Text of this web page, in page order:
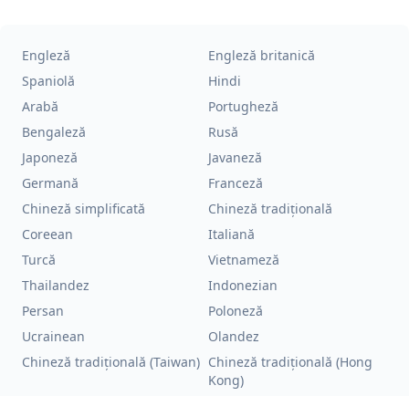
Engleză
Engleză britanică
Spaniolă
Hindi
Arabă
Portugheză
Bengaleză
Rusă
Japoneză
Javaneză
Germană
Franceză
Chineză simplificată
Chineză tradițională
Coreean
Italiană
Turcă
Vietnameză
Thailandez
Indonezian
Persan
Poloneză
Ucrainean
Olandez
Chineză tradițională (Taiwan) Chineză tradițională (Hong
Kong)